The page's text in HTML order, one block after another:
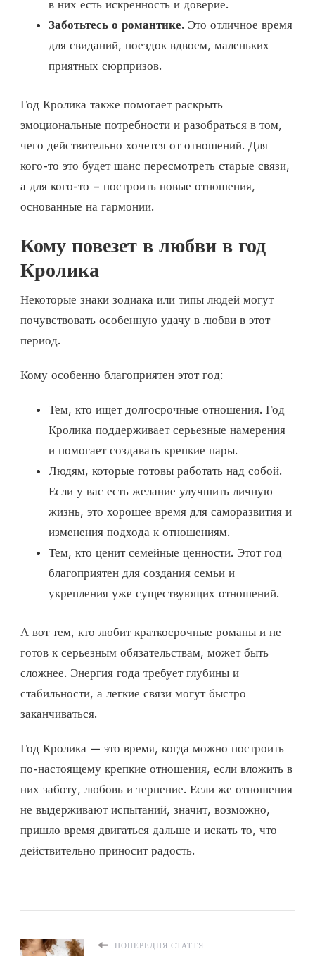
в них есть искренность и доверие.
Заботьтесь о романтике. Это отличное время
для свиданий, поездок вдвоем, маленьких
приятных сюрпризов.
Год Кролика также помогает раскрыть
эмоциональные потребности и разобраться в том,
чего действительно хочется от отношений. Для
кого-то это будет шанс пересмотреть старые связи,
а для кого-то – построить новые отношения,
основанные на гармонии.
Кому повезет в любви в год
Кролика
Некоторые знаки зодиака или типы людей могут
почувствовать особенную удачу в любви в этот
период.
Кому особенно благоприятен этот год:
Тем, кто ищет долгосрочные отношения. Год
Кролика поддерживает серьезные намерения
и помогает создавать крепкие пары.
Людям, которые готовы работать над собой.
Если у вас есть желание улучшить личную
жизнь, это хорошее время для саморазвития и
изменения подхода к отношениям.
Тем, кто ценит семейные ценности. Этот год
благоприятен для создания семьи и
укрепления уже существующих отношений.
А вот тем, кто любит краткосрочные романы и не
готов к серьезным обязательствам, может быть
сложнее. Энергия года требует глубины и
стабильности, а легкие связи могут быстро
заканчиваться.
Год Кролика — это время, когда можно построить
по-настоящему крепкие отношения, если вложить в
них заботу, любовь и терпение. Если же отношения
не выдерживают испытаний, значит, возможно,
пришло время двигаться дальше и искать то, что
действительно приносит радость.
ПОПЕРЕДНЯ СТАТТЯ